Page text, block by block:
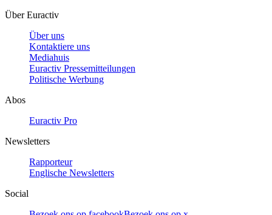
Über Euractiv
Über uns
Kontaktiere uns
Mediahuis
Euractiv Pressemitteilungen
Politische Werbung
Abos
Euractiv Pro
Newsletters
Rapporteur
Englische Newsletters
Social